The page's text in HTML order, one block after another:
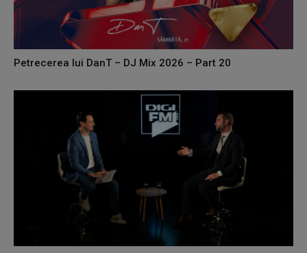
Petrecerea lui DanT – DJ Mix 2026 – Part 20